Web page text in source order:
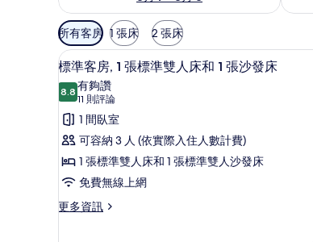
可
用
的
客
房
篩
選
件
所有客房 1 張床 2 張床
顯
示
標
準
客
房,
1
張
標準客房, 1 張標準
4
標準客房, 1 張標準雙人床和 1 張沙發床
8.88.8 分，滿分 10 分
有夠讚
11 則評論
(11
則
評
論)
1 間臥室
可容納 3 人 (依實際入住人數計費)
1 張標準雙人床和 1 張標準雙人沙發床
免費無線上網
更多資訊
更